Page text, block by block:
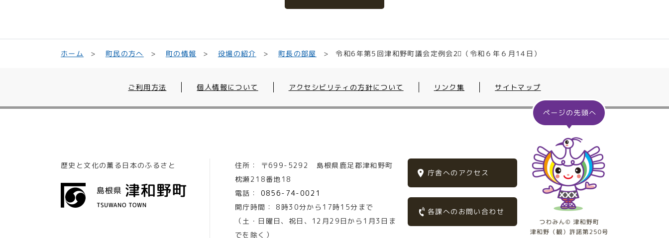
ホーム 町民の方へ 町の情報 役場の紹介 町長の部屋 令和6年第5回津和野町議会定例会2⃣（令和６年６月14日）
ご利用方法 個人情報について アクセシビリティの方針について リンク集 サイトマップ
歴史と文化の薫る日本のふるさと 住所： 〒699-5292 島根県鹿足郡津和野町
枕瀬218番地18
電話：
0856-74-0021
開庁時間：
8時30分から17時15分まで
（土・日曜日、祝日、12月29日から1月3日ま
でを除く）
庁舎へのアクセス
各課へのお問い合わせ